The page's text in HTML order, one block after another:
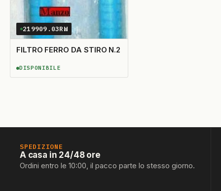
219909.03RW
FILTRO FERRO DA STIRO N.2
DISPONIBILE
DISPONIBILE
SPEDIZIONE
A casa in 24/48 ore
Ordini entro le 10:00, il pacco parte lo stesso giorno.